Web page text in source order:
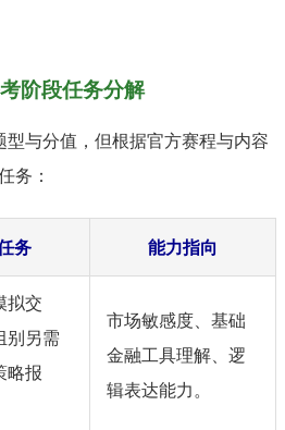
阶段任务分解
与分值，但根据官方赛程与内容
务：
务 能力指向
拟交
别另需
略报
市场敏感度、基础
金融工具理解、逻
辑表达能力。